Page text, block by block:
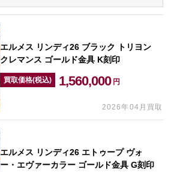
エルメス リンディ26 ブラック トリヨン
クレマンス ゴールド金具 K刻印
買取価格(税込) 1,560,000 円
2026年04月買取
エルメス リンディ26 エトゥープ ヴォ
ー・エヴァーカラー ゴールド金具 G刻印